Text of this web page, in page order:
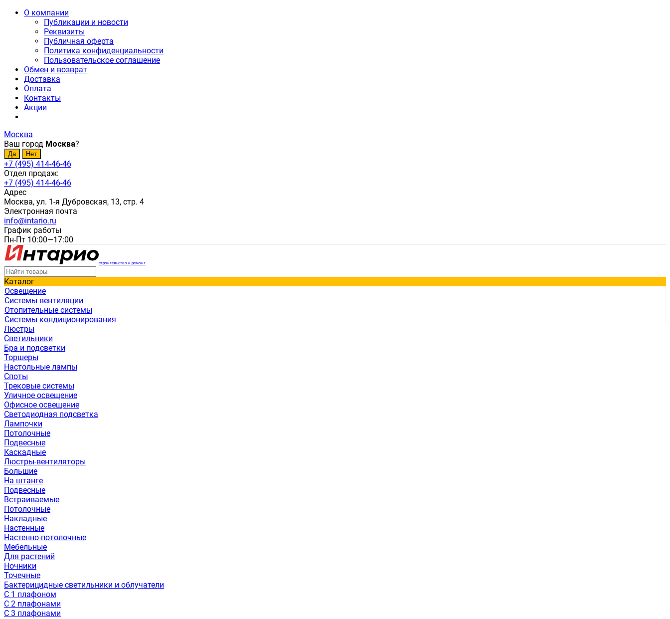
О компании
Публикации и новости
Реквизиты
Публичная оферта
Политика конфиденциальности
Пользовательское соглашение
Обмен и возврат
Доставка
Оплата
Контакты
Акции
Москва
Ваш город Москва?
+7 (495) 414-46-46
Отдел продаж:
+7 (495) 414-46-46
Адрес
Москва, ул. 1-я Дубровская, 13, стр. 4
Электронная почта
info@intario.ru
График работы
Пн-Пт 10:00—17:00
строительство и ремонт
Каталог
Освещение
Системы вентиляции
Отопительные системы
Системы кондиционирования
Люстры
Светильники
Бра и подсветки
Торшеры
Настольные лампы
Споты
Трековые системы
Уличное освещение
Офисное освещение
Светодиодная подсветка
Лампочки
Потолочные
Подвесные
Каскадные
Люстры-вентиляторы
Большие
На штанге
Подвесные
Встраиваемые
Потолочные
Накладные
Настенные
Настенно-потолочные
Мебельные
Для растений
Ночники
Точечные
Бактерицидные светильники и облучатели
С 1 плафоном
С 2 плафонами
С 3 плафонами